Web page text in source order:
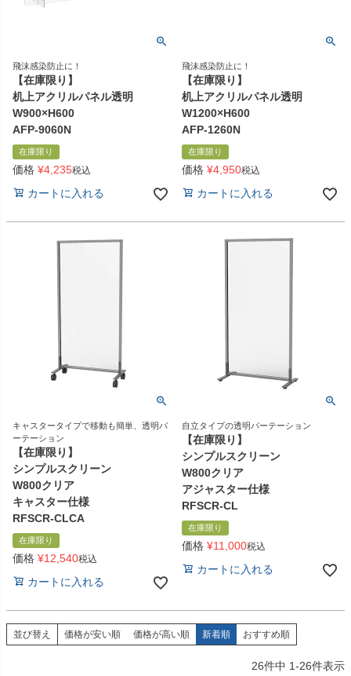
飛沫感染防止に！
【在庫限り】
机上アクリルパネル透明
W900×H600
AFP-9060N
在庫限り
価格 ¥4,235税込
カートに入れる
飛沫感染防止に！
【在庫限り】
机上アクリルパネル透明
W1200×H600
AFP-1260N
在庫限り
価格 ¥4,950税込
カートに入れる
キャスタータイプで移動も簡単、透明パ
ーテーション
【在庫限り】
シンプルスクリーン
W800クリア
キャスター仕様
RFSCR-CLCA
在庫限り
価格 ¥12,540税込
カートに入れる
自立タイプの透明パーテーション
【在庫限り】
シンプルスクリーン
W800クリア
アジャスター仕様
RFSCR-CL
在庫限り
価格 ¥11,000税込
カートに入れる
並び替え 価格が安い順 価格が高い順 新着順 おすすめ順
26件中 1-26件表示